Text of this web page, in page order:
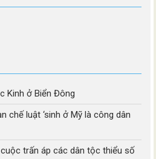
Kinh ở Biển Đông
chế luật ‘sinh ở Mỹ là công dân
trấn áp các dân tộc thiểu số